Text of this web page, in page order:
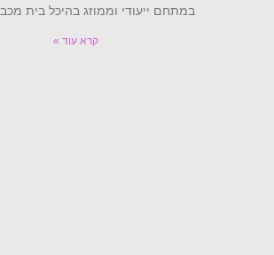
במתחם ייעודי וממוזג בהיכל בית
קרא עוד »